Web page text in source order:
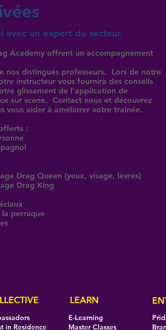
avec un expert du secteur.
Academy offrent un accompagnement
nos distingués professeurs. Lors de notre
instructeur vous fournira des conseils
glissement de l'application de
sur scène. Contact nous et découvrez
vous aider à améliorer votre traînée.
:
Drag Queen (yeux, visage, lèvres)
Drag King
perruque
in Residence
LEARN
E-Learning
Master Classes